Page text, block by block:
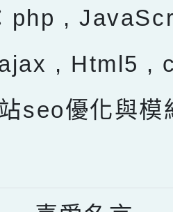
php ,
, Html5 ,
seo優化與模